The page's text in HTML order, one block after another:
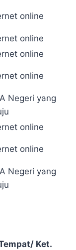
online
online
online
online
Negeri yang
online
online
Negeri yang
Ket.